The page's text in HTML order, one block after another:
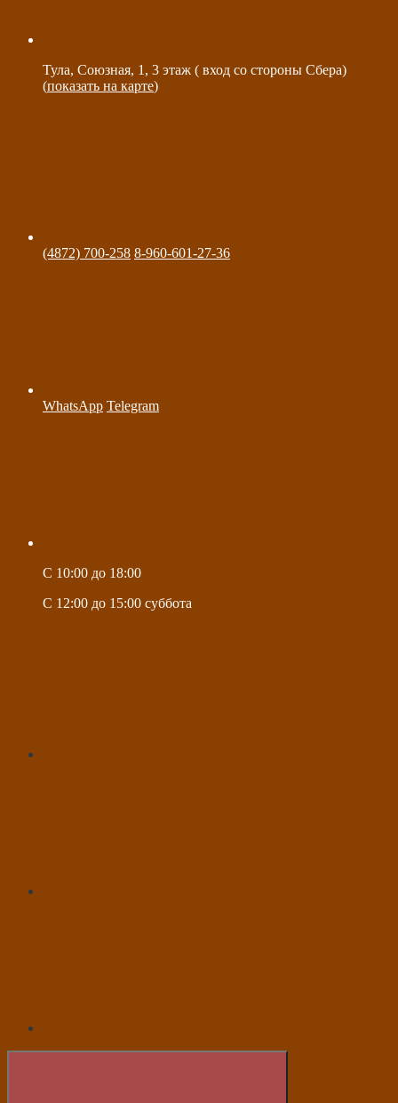
Тула, Союзная, 1, 3 этаж ( вход со стороны Сбера)
(показать на карте)
(4872) 700-258 8-960-601-27-36
WhatsApp Telegram
C 10:00 до 18:00
C 12:00 до 15:00 суббота